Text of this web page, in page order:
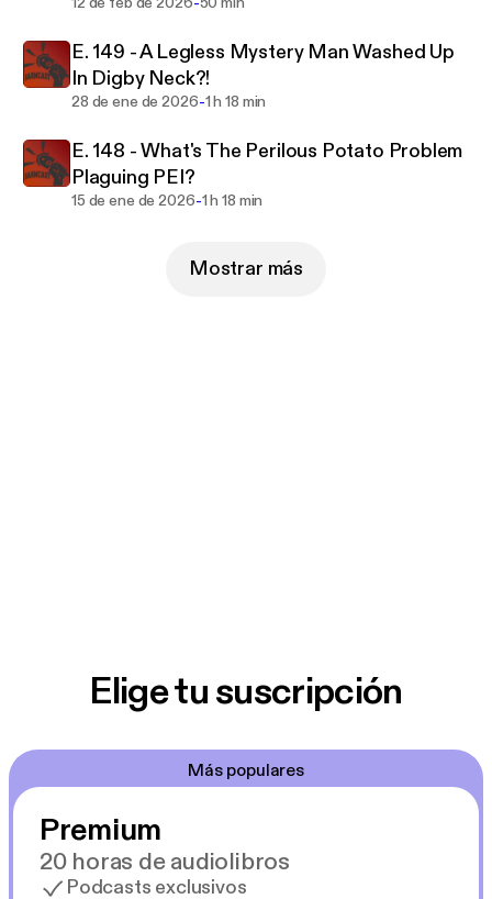
World?
E. 149 - A Legless Mystery Man Washed Up
In Digby Neck?!
28 de ene de 2026-1 h 18 min
E. 148 - What's The Perilous Potato Problem
Plaguing PEI?
15 de ene de 2026-1 h 18 min
Mostrar más
Elige tu suscripción
Más populares
Premium
20 horas de audiolibros
Podcasts exclusivos